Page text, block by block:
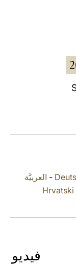
العربيَّة -
Hrvatski
فيديو